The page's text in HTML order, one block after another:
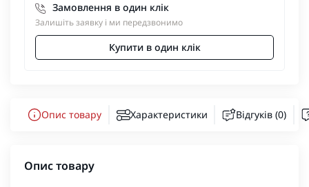
Замовлення в один клік
Залишіть заявку і ми передзвонимо
Купити в один клік
Опис товару Характеристики Відгуків (0)
Опис товару